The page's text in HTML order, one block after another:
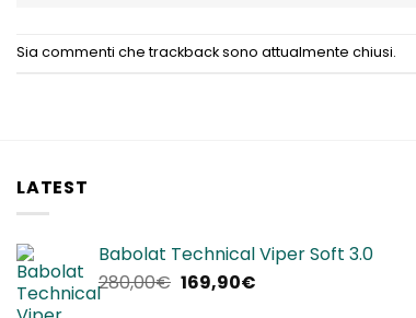
Sia commenti che trackback sono attualmente chiusi.
LATEST
Babolat Technical Viper Soft 3.0
280,00€ Il
169,90€Il